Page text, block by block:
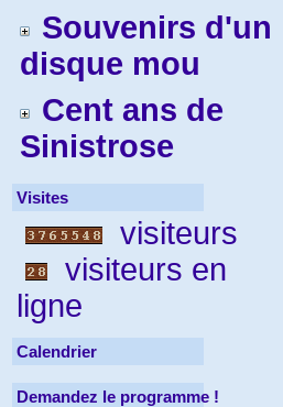
Souvenirs d'un
disque mou
Cent ans de
Sinistrose
Visites
visiteurs
visiteurs en
ligne
Calendrier
Demandez le programme !